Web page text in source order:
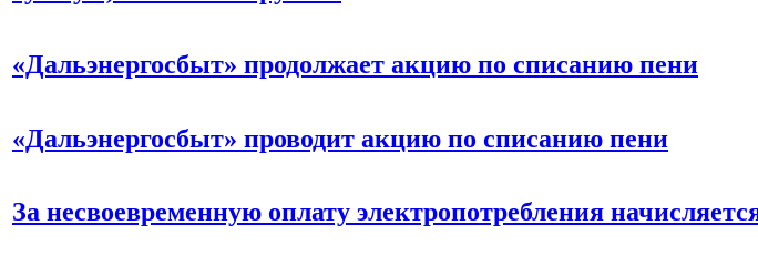
«Дальэнергосбыт» продолжает акцию по списанию пени
«Дальэнергосбыт» проводит акцию по списанию пени
За несвоевременную оплату электропотребления